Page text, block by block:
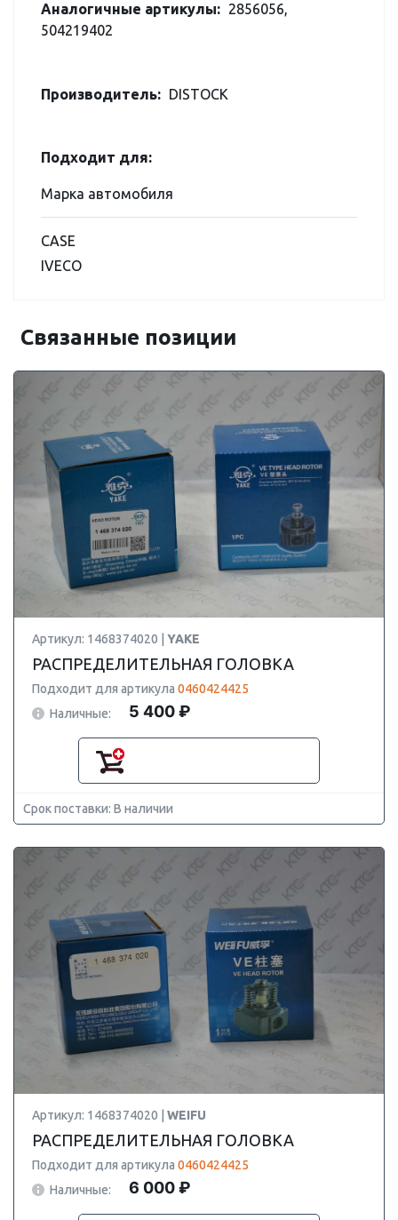
Аналогичные артикулы: 2856056,
504219402
Производитель: DISTOCK
Подходит для:
Марка автомобиля
CASE
IVECO
Связанные позиции
Артикул: 1468374020 | YAKE
РАСПРЕДЕЛИТЕЛЬНАЯ ГОЛОВКА
Подходит для артикула 0460424425
Наличные:
5 400 ₽
Срок поставки: В наличии
Артикул: 1468374020 | WEIFU
РАСПРЕДЕЛИТЕЛЬНАЯ ГОЛОВКА
Подходит для артикула 0460424425
Наличные:
6 000 ₽